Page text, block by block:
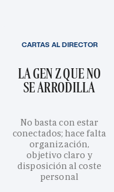
LA GEN Z QUE NO
SE ARRODILLA
No basta con estar
conectados; hace falta
organización,
objetivo claro y
disposición al coste
personal
CARTAS AL DIRECTOR